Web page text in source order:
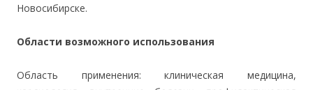
Новосибирске.
Области возможного использования
Область применения: клиническая медицина,